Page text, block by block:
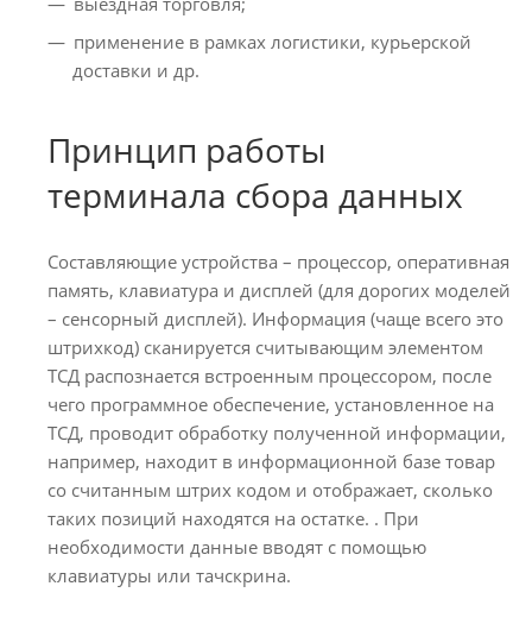
применение в рамках логистики, курьерской
доставки и др.
Принцип работы
терминала сбора данных
Составляющие устройства – процессор, оперативная
память, клавиатура и дисплей (для дорогих моделей
– сенсорный дисплей). Информация (чаще всего это
штрихкод) сканируется считывающим элементом
ТСД распознается встроенным процессором, после
чего программное обеспечение, установленное на
ТСД, проводит обработку полученной информации,
например, находит в информационной базе товар
со считанным штрих кодом и отображает, сколько
таких позиций находятся на остатке. . При
необходимости данные вводят с помощью
клавиатуры или тачскрина.